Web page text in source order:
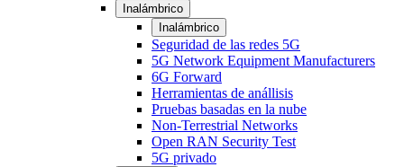
Inalámbrico
Inalámbrico
Seguridad de las redes 5G
5G Network Equipment Manufacturers
6G Forward
Herramientas de anállisis
Pruebas basadas en la nube
Non-Terrestrial Networks
Open RAN Security Test
5G privado